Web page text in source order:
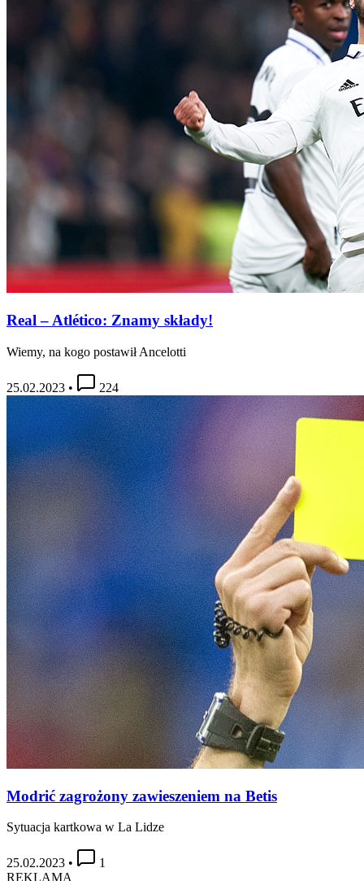
Real – Atlético: Znamy składy!
Wiemy, na kogo postawił Ancelotti
25.02.2023 • 224
Modrić zagrożony zawieszeniem na Betis
Sytuacja kartkowa w La Lidze
25.02.2023 •
1
REKLAMA